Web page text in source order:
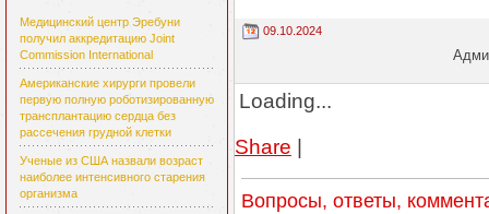
Медицинский центр Эребуни
получил аккредитацию Joint
Commission International
Американские хирурги провели
первую полную роботизированную
трансплантацию сердца без
рассечения грудной клетки
Ученые из США назвали возраст
наиболее интенсивного старения
организма
09.10.2024
Loading...
Share |
Вопросы, ответы,